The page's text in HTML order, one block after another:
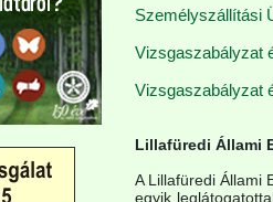
Személyszállítási
Vizsgaszabályzat
Vizsgaszabályzat
Lillafüredi Állami
A Lillafüredi Állami
egyik